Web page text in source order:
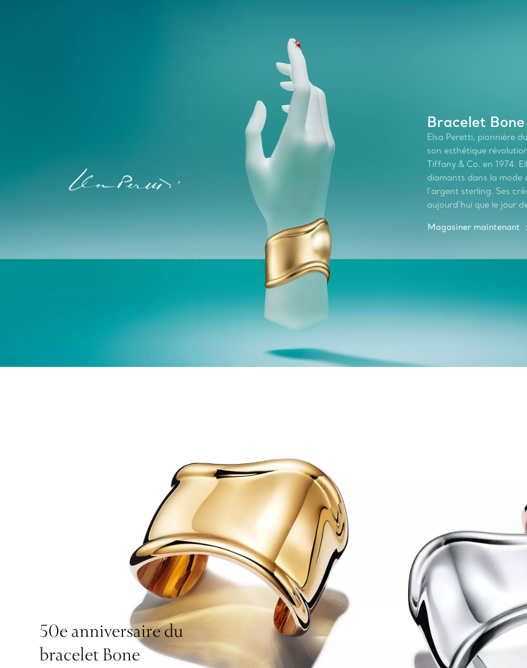
Bracelet
Elsa Peretti, pionnière
son esthétique
Tiffany & Co. en 1974.
diamants dans la mode
l’argent sterling. Ses
aujourd’hui que le jour
Magasiner maintenant
50e anniversaire du
bracelet Bone